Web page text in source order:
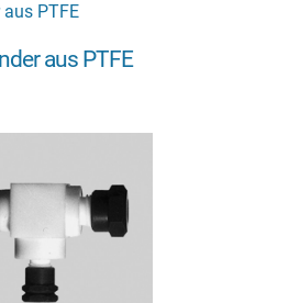
aus PTFE
aus PTFE